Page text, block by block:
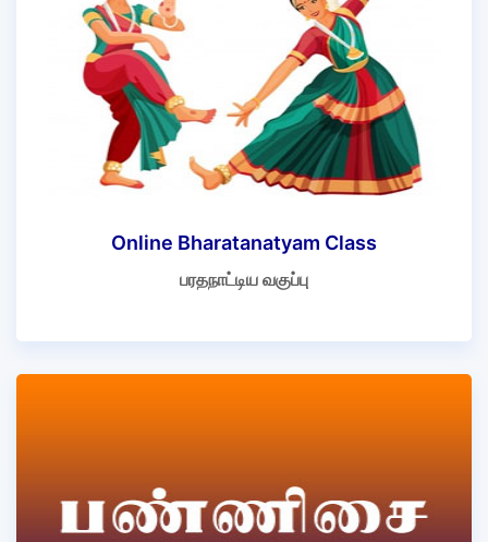
Online Bharatanatyam Class
பரதநாட்டிய வகுப்பு